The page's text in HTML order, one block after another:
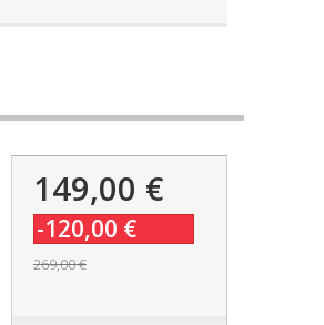
149,00 €
-120,00 €
269,00 €